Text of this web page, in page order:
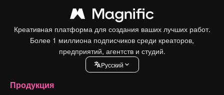
Креативная платформа для создания ваших лучших работ.
Более 1 миллиона подписчиков среди креаторов,
предприятий, агентств и студий.
Pусский
Продукция